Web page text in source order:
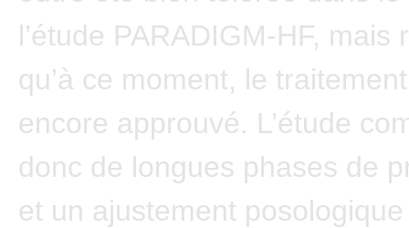
l’étude PARADIGM-HF, mais
qu’à ce moment, le
encore approuvé. L’étude
donc de longues phases de
et un ajustement